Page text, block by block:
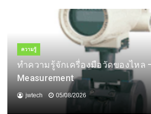
ความรู้
ทำความรู้จักเครื่องมือวัดของไหล
Measurement
jwtech 05/08/2026